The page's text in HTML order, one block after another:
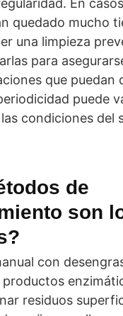
En
quedado mucho
una limpieza
para
que puedan
puede
condiciones del
de
son
con
residuos